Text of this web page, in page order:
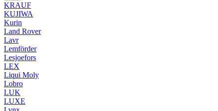
KRAUF
KUJIWA
Kurin
Land Rover
Lavr
Lemförder
Lesjoefors
LEX
Liqui Moly
Lobro
LUK
LUXE